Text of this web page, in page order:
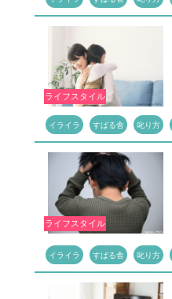
ライフスタイル
イライラ すばる舎 叱り方
ライフスタイル
イライラ すばる舎 叱り方